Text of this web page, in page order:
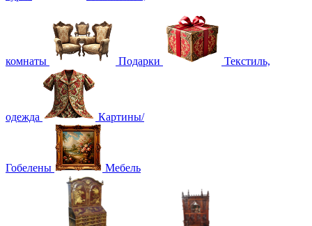
комнаты Подарки Текстиль,
одежда Картины/
Гобелены Мебель